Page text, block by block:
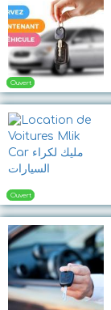
Ouvert